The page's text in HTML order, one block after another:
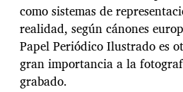
como sistemas de
realidad, según cánones
Papel Periódico Ilustrado es
gran importancia a la
grabado.